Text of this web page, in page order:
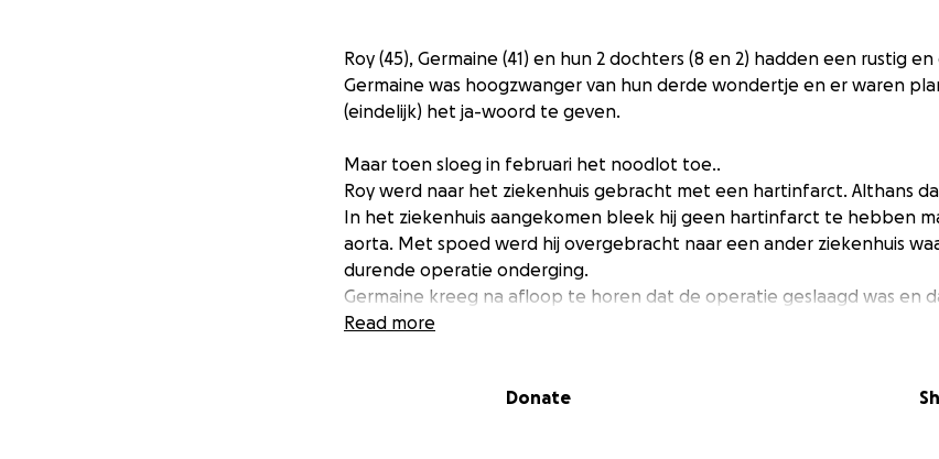
Roy (45), Germaine (41) en hun 2 dochters (8 en 2) hadden een rustig
Germaine was hoogzwanger van hun derde wondertje en er waren
(eindelijk) het ja-woord te geven.
Maar toen sloeg in februari het noodlot toe..
Roy werd naar het ziekenhuis gebracht met een hartinfarct. Althans
In het ziekenhuis aangekomen bleek hij geen hartinfarct te hebben
aorta. Met spoed werd hij overgebracht naar een ander ziekenhuis
durende operatie onderging.
Germaine kreeg na afloop te horen dat de operatie geslaagd was en
hem op bezoek mocht komen.
Er was geen teken van leven meer...
Read more
Donate